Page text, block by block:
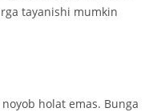
tayanishi mumkin
holat emas. Bunga